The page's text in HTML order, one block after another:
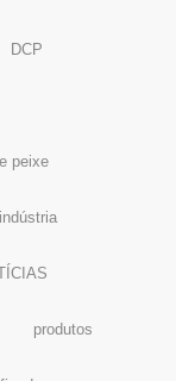
DCP
peixe
produtos